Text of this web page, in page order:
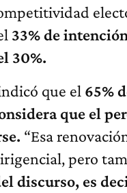
33% de
30%.
que el 65%
que el
“Esa
pero
discurso, es